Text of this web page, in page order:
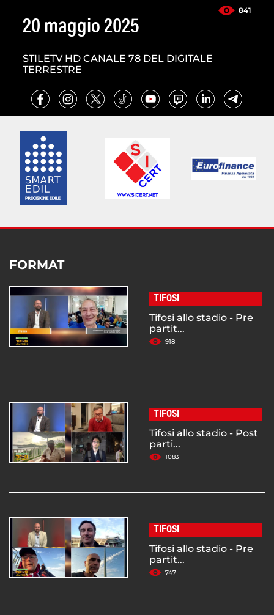
841
20 maggio 2025
STILETV HD CANALE 78 DEL DIGITALE
TERRESTRE
FORMAT
TIFOSI
Tifosi allo stadio - Pre
partit...
918
TIFOSI
Tifosi allo stadio - Post
parti...
1083
TIFOSI
Tifosi allo stadio - Pre
partit...
747